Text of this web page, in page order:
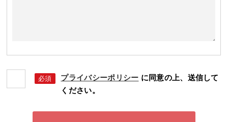
必須 プライバシーポリシー に同意の上、送信して
ください。